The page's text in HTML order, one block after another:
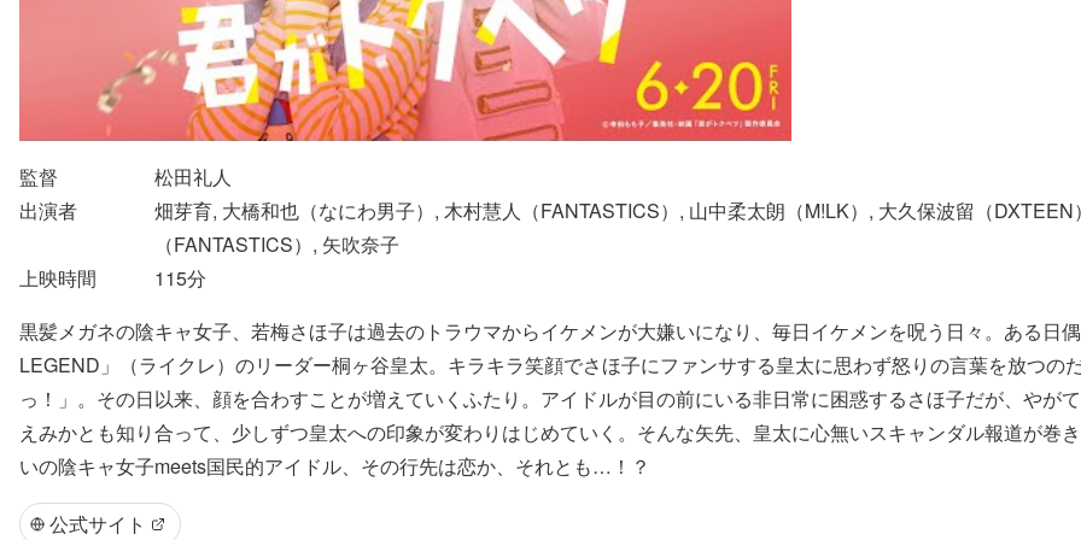
監督
松田礼人
出演者
畑芽育, 大橋和也（なにわ男子）, 木村慧人（FANTASTICS）, 山中柔太朗（M!LK）, 大久保波留（
（FANTASTICS）, 矢吹奈子
上映時間
115分
黒髪メガネの陰キャ女子、若梅さほ子は過去のトラウマからイケメンが大嫌いになり、毎日イケメンを呪う日々。ある日
LEGEND」（ライクレ）のリーダー桐ヶ谷皇太。キラキラ笑顔でさほ子にファンサする皇太に思わず怒りの言葉を放つ
っ！」。その日以来、顔を合わすことが増えていくふたり。アイドルが目の前にいる非日常に困惑するさほ子だが、やが
えみかとも知り合って、少しずつ皇太への印象が変わりはじめていく。そんな矢先、皇太に心無いスキャンダル報道が
いの陰キャ女子meets国民的アイドル、その行先は恋か、それとも…！？
公式サイト